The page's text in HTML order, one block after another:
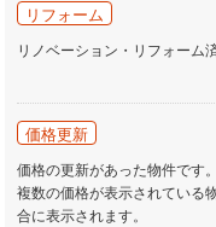
リフォーム
リノベーション・リフォーム
価格更新
価格の更新があった物件です。
複数の価格が表示されている
合に表示されます。